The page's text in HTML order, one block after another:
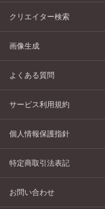
クリエイター検索
画像生成
よくある質問
サービス利用規約
個人情報保護指針
特定商取引法表記
お問い合わせ